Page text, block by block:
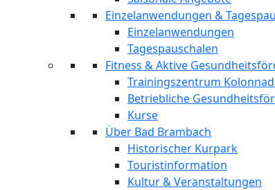
Einzelanwendungen &
Einzelanwendungen
Tagespauschalen
Fitness & Aktive
Trainingszentrum
Betriebliche
Kurse
Über Bad Brambach
Historischer Kurpark
Touristinformation
Kultur & Veranstaltungen